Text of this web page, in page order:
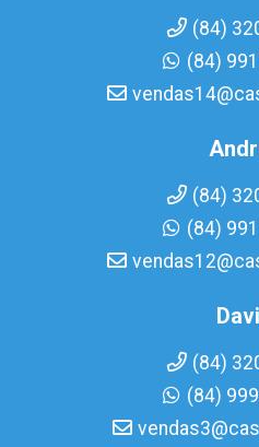
(84)
(84)
(84)
(84)
(84)
(84)